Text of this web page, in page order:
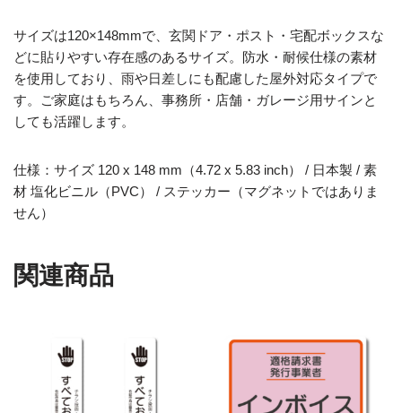
サイズは120×148mmで、玄関ドア・ポスト・宅配ボックスな
どに貼りやすい存在感のあるサイズ。防水・耐候仕様の素材
を使用しており、雨や日差しにも配慮した屋外対応タイプで
す。ご家庭はもちろん、事務所・店舗・ガレージ用サインと
しても活躍します。
仕様：サイズ 120 x 148 mm（4.72 x 5.83 inch） / 日本製 / 素
材 塩化ビニル（PVC） / ステッカー（マグネットではありま
せん）
関連商品